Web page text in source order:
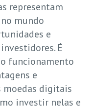
representam
mundo
e
É
funcionamento
e
moedas digitais
investir nelas e